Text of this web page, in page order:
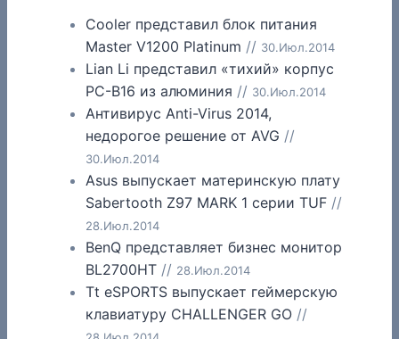
Cooler представил блок питания
Master V1200 Platinum // 30.Июл.2014
Lian Li представил «тихий» корпус
PC-B16 из алюминия // 30.Июл.2014
Антивирус Anti-Virus 2014,
недорогое решение от AVG //
30.Июл.2014
Asus выпускает материнскую плату
Sabertooth Z97 MARK 1 серии TUF //
28.Июл.2014
BenQ представляет бизнес монитор
BL2700HT // 28.Июл.2014
Tt eSPORTS выпускает геймерскую
клавиатуру CHALLENGER GO //